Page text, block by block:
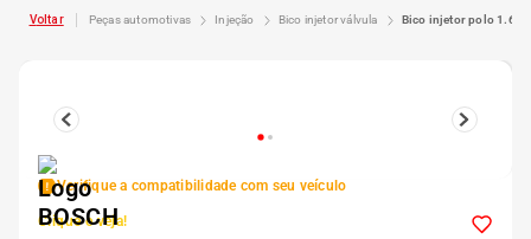
peças automotivas injeção bico injetor válvula bico injetor polo 1.6
Verifique a compatibilidade com seu veículo
Clique e veja!
5 º
6º